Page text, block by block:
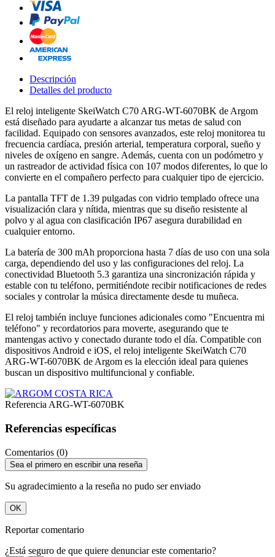
Descripción
Detalles del producto
El reloj inteligente SkeiWatch C70 ARG-WT-6070BK de Argom
está diseñado para ayudarte a alcanzar tus metas de salud con
facilidad. Equipado con sensores avanzados, este reloj monitorea tu
frecuencia cardíaca, presión arterial, temperatura corporal, sueño y
niveles de oxígeno en sangre. Además, cuenta con un podómetro y
un rastreador de actividad física con 107 modos diferentes, lo que lo
convierte en el compañero perfecto para cualquier tipo de ejercicio.
La pantalla TFT de 1.39 pulgadas con vidrio templado ofrece una
visualización clara y nítida, mientras que su diseño resistente al
polvo y al agua con clasificación IP67 asegura durabilidad en
cualquier entorno.
La batería de 300 mAh proporciona hasta 7 días de uso con una sola
carga, dependiendo del uso y las configuraciones del reloj. La
conectividad Bluetooth 5.3 garantiza una sincronización rápida y
estable con tu teléfono, permitiéndote recibir notificaciones de redes
sociales y controlar la música directamente desde tu muñeca.
El reloj también incluye funciones adicionales como "Encuentra mi
teléfono" y recordatorios para moverte, asegurando que te
mantengas activo y conectado durante todo el día. Compatible con
dispositivos Android e iOS, el reloj inteligente SkeiWatch C70
ARG-WT-6070BK de Argom es la elección ideal para quienes
buscan un dispositivo multifuncional y confiable.
Referencia ARG-WT-6070BK
Referencias específicas
Comentarios (0)
Sea el primero en escribir una reseña
Su agradecimiento a la reseña no pudo ser enviado
OK
Reportar comentario
¿Está seguro de que quiere denunciar este comentario?